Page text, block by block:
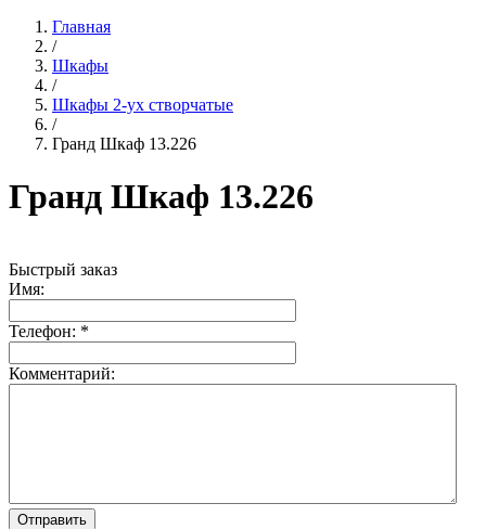
Главная
/
Шкафы
/
Шкафы 2-ух створчатые
/
Гранд Шкаф 13.226
Гранд Шкаф 13.226
Быстрый заказ
Имя:
Телефон: *
Комментарий:
Отправить